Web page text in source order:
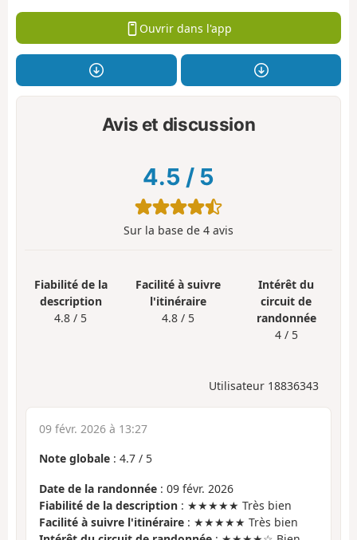
Ouvrir dans l'app
Avis et discussion
4.5 / 5
Sur la base de 4 avis
Fiabilité de la
description
4.8 / 5
Facilité à suivre
l'itinéraire
4.8 / 5
Intérêt du
circuit de
randonnée
4 / 5
Utilisateur 18836343
09 févr. 2026 à 13:27
Note globale : 4.7 / 5
Date de la randonnée : 09 févr. 2026
Fiabilité de la description : ★★★★★ Très bien
Facilité à suivre l'itinéraire : ★★★★★ Très bien